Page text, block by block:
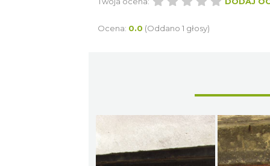
Ocena: 0.0 (Oddano 1 głosy)